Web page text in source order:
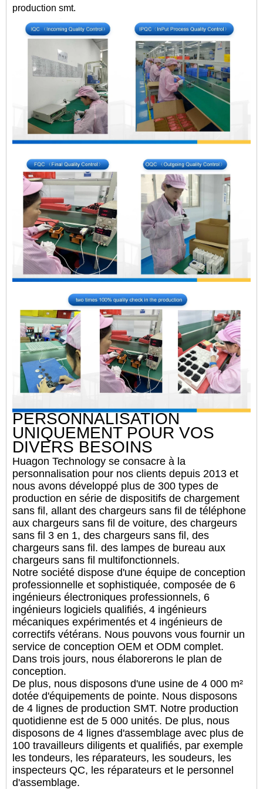
production smt.
PERSONNALISATION
UNIQUEMENT POUR VOS
DIVERS BESOINS
Huagon Technology se consacre à la
personnalisation pour nos clients depuis 2013 et
nous avons développé plus de 300 types de
production en série de dispositifs de chargement
sans fil, allant des chargeurs sans fil de téléphone
aux chargeurs sans fil de voiture, des chargeurs
sans fil 3 en 1, des chargeurs sans fil, des
chargeurs sans fil. des lampes de bureau aux
chargeurs sans fil multifonctionnels.
Notre société dispose d'une équipe de conception
professionnelle et sophistiquée, composée de 6
ingénieurs électroniques professionnels, 6
ingénieurs logiciels qualifiés, 4 ingénieurs
mécaniques expérimentés et 4 ingénieurs de
correctifs vétérans. Nous pouvons vous fournir un
service de conception OEM et ODM complet.
Dans trois jours, nous élaborerons le plan de
conception.
De plus, nous disposons d'une usine de 4 000 m²
dotée d'équipements de pointe. Nous disposons
de 4 lignes de production SMT. Notre production
quotidienne est de 5 000 unités. De plus, nous
disposons de 4 lignes d'assemblage avec plus de
100 travailleurs diligents et qualifiés, par exemple
les tondeurs, les réparateurs, les soudeurs, les
inspecteurs QC, les réparateurs et le personnel
d'assemblage.